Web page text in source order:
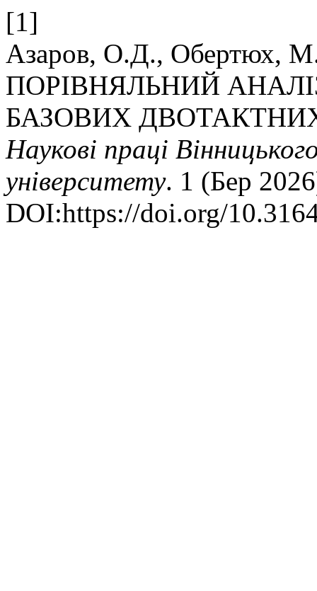
[1]
Азаров, О.Д., Обертюх,
ПОРІВНЯЛЬНИЙ
БАЗОВИХ
Наукові праці
університету. 1 (Бер
DOI:https://doi.org/